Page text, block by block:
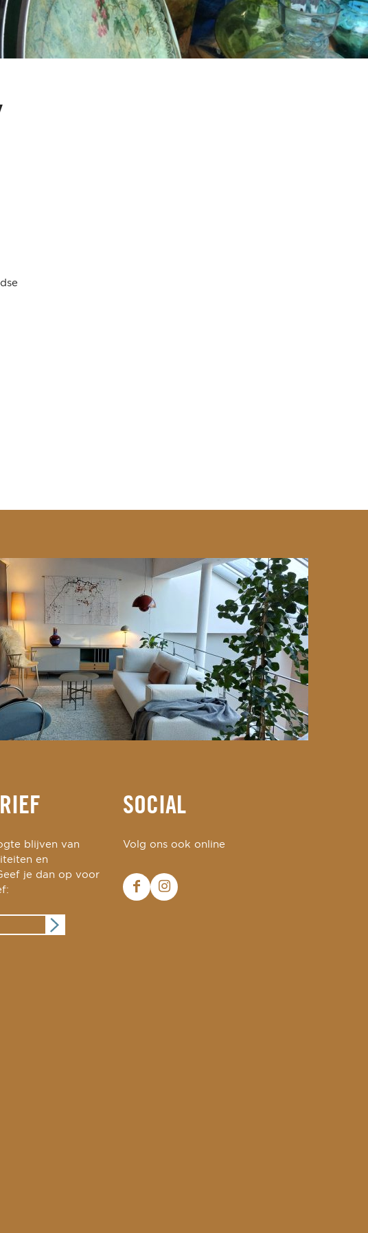
blijven van
en
je dan op voor
SOCIAL
Volg ons ook online